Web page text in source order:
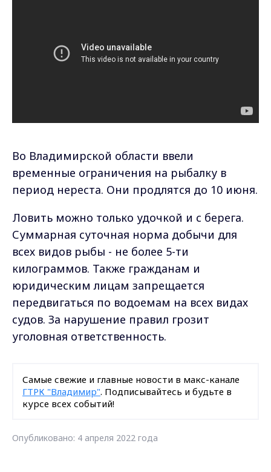
Во Владимирской области ввели
временные ограничения на рыбалку в
период нереста. Они продлятся до 10 июня.
Ловить можно только удочкой и с берега.
Суммарная суточная норма добычи для
всех видов рыбы - не более 5-ти
килограммов. Также гражданам и
юридическим лицам запрещается
передвигаться по водоемам на всех видах
судов. За нарушение правил грозит
уголовная ответственность.
Самые свежие и главные новости в макс-канале
ГТРК "Владимир". Подписывайтесь и будьте в
курсе всех событий!
Опубликовано: 4 апреля 2022 года